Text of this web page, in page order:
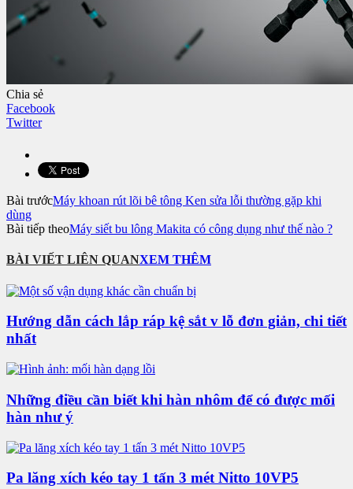
Chia sẻ
Facebook
Twitter
Bài trướcMáy khoan rút lõi bê tông Ken sửa lỗi thường gặp khi
dùng
Bài tiếp theoMáy siết bu lông Makita có công dụng như thế nào ?
BÀI VIẾT LIÊN QUANXEM THÊM
Hướng dẫn cách lắp ráp kệ sắt v lỗ đơn giản, chi tiết
nhất
Những điều cần biết khi hàn nhôm để có được mối
hàn như ý
Pa lăng xích kéo tay 1 tấn 3 mét Nitto 10VP5